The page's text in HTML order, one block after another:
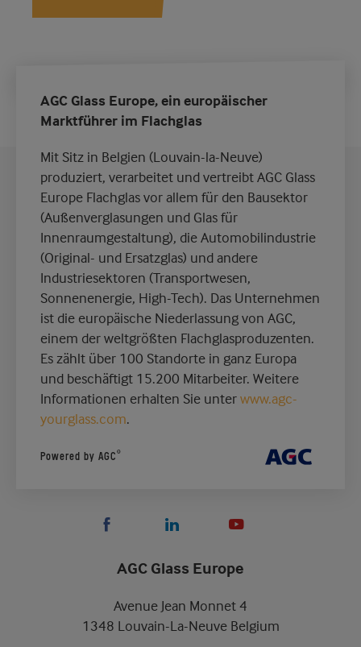
AGC Glass Europe, ein europäischer
Marktführer im Flachglas
Mit Sitz in Belgien (Louvain-la-Neuve)
produziert, verarbeitet und vertreibt AGC Glass
Europe Flachglas vor allem für den Bausektor
(Außenverglasungen und Glas für
Innenraumgestaltung), die Automobilindustrie
(Original- und Ersatzglas) und andere
Industriesektoren (Transportwesen,
Sonnenenergie, High-Tech). Das Unternehmen
ist die europäische Niederlassung von AGC,
einem der weltgrößten Flachglasproduzenten.
Es zählt über 100 Standorte in ganz Europa
und beschäftigt 15.200 Mitarbeiter. Weitere
Informationen erhalten Sie unterwww.agc-
yourglass.com.
Powered by AGC®
AGC Glass Europe
Avenue Jean Monnet 4
1348 Louvain-La-Neuve Belgium